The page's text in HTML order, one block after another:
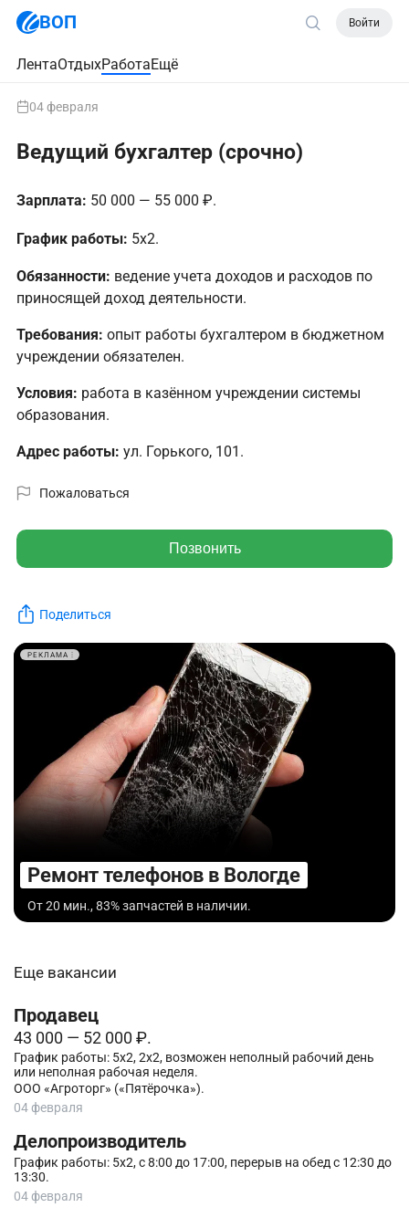
ВОП Войти
ЛентаОтдыхРаботаЕщё
04 февраля
Ведущий бухгалтер (срочно)
Зарплата: 50 000 — 55 000 ₽.
График работы: 5х2.
Обязанности: ведение учета доходов и расходов по
приносящей доход деятельности.
Требования: опыт работы бухгалтером в бюджетном
учреждении обязателен.
Условия: работа в казённом учреждении системы
образования.
Адрес работы: ул. Горького, 101.
Пожаловаться
Позвонить
Поделиться
РЕКЛАМА
Ремонт телефонов в Вологде
От 20 мин., 83% запчастей в наличии.
Еще вакансии
Продавец
43 000 — 52 000 ₽.
График работы: 5х2, 2х2, возможен неполный рабочий день
или неполная рабочая неделя.
ООО «Агроторг» («Пятёрочка»).
04 февраля
Делопроизводитель
График работы: 5х2, с 8:00 до 17:00, перерыв на обед с 12:30 до
13:30.
04 февраля